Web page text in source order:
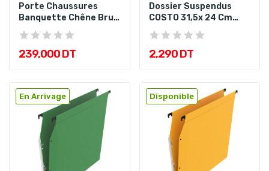
Porte Chaussures
Banquette Chêne Brut
60X45X35...
239,000 DT
Dossier Suspendus
COSTO 31,5x 24 Cm
Tiroir
2,290 DT
En Arrivage Disponible